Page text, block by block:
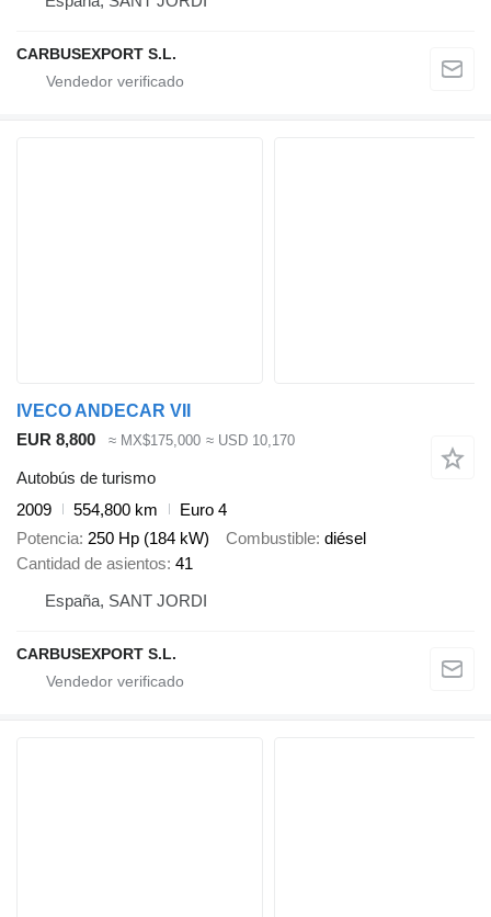
CARBUSEXPORT S.L.
IVECO ANDECAR VII
EUR 8,800
≈ MX$175,000 ≈ USD 10,170
Autobús de turismo
2009
554,800 km
Euro 4
Potencia 250 Hp (184 kW) Combustible diésel
Cantidad de asientos 41
España, SANT JORDI
CARBUSEXPORT S.L.